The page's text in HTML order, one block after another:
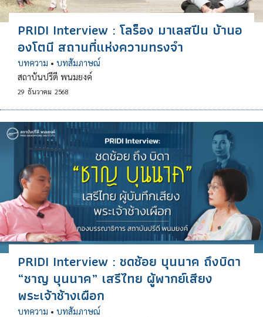
PRIDI Interview : โลร็อง มาเลสปีน บ้านอ
องโตนี สถานที่แห่งความทรงจำ
บทความ • บทสัมภาษณ์
สถาบันปรีดี พนมยงค์
29 ธันวาคม 2568
PRIDI Interview : ชดช้อย บุนนาค ถึงบิดา
“ชาญ บุนนาค” เสรีไทย ผู้พากย์เสียง
พระเจ้าช้างเผือก
บทความ • บทสัมภาษณ์